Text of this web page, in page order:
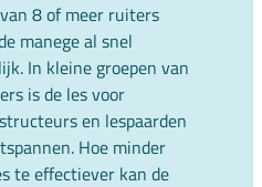
8 of meer ruiters
manege al snel
In kleine groepen van
is de les voor
en lespaarden
Hoe minder
te effectiever kan de